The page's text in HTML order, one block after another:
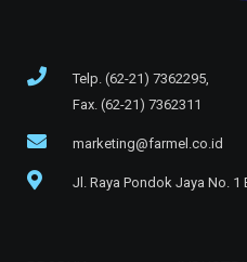
Telp. (62-21) 7362295,
Fax. (62-21) 7362311
marketing@farmel.co.id
Jl. Raya Pondok Jaya No.